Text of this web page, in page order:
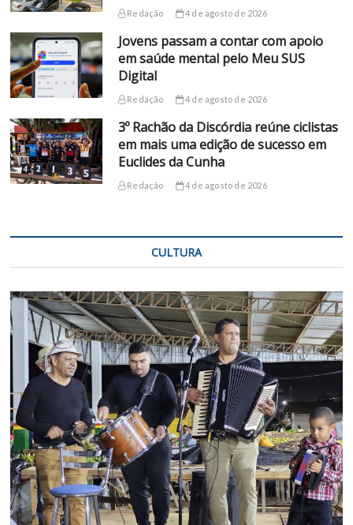
Redação 4 de agosto de 2026
Jovens passam a contar com apoio
em saúde mental pelo Meu SUS
Digital
Redação 4 de agosto de 2026
3º Rachão da Discórdia reúne ciclistas
em mais uma edição de sucesso em
Euclides da Cunha
Redação 4 de agosto de 2026
CULTURA